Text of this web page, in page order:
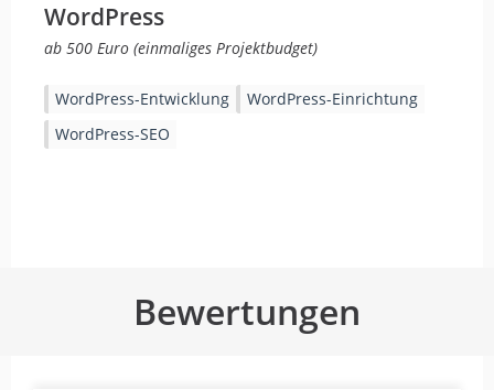
WordPress
ab 500 Euro (einmaliges Projektbudget)
WordPress-Entwicklung
WordPress-Einrichtung
WordPress-SEO
Bewertungen